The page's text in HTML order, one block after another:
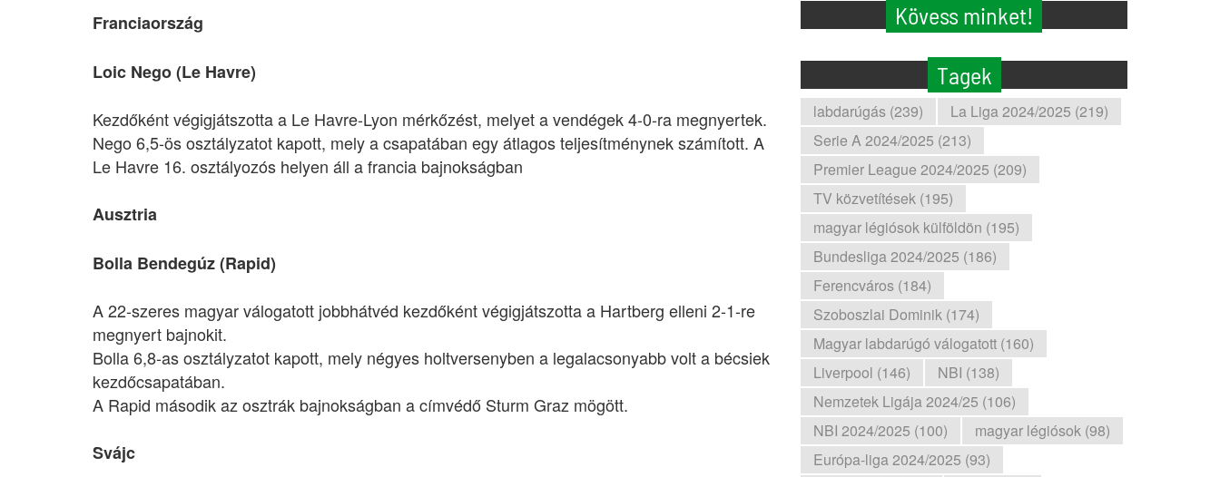
Franciaország
Loic Nego (Le Havre)
Kezdőként végigjátszotta a Le Havre-Lyon mérkőzést, melyet a vendégek 4-0-ra megnyertek.
Nego 6,5-ös osztályzatot kapott, mely a csapatában egy átlagos teljesítménynek számított. A
Le Havre 16. osztályozós helyen áll a francia bajnokságban
Ausztria
Bolla Bendegúz (Rapid)
A 22-szeres magyar válogatott jobbhátvéd kezdőként végigjátszotta a Hartberg elleni 2-1-re
megnyert bajnokit.
Bolla 6,8-as osztályzatot kapott, mely négyes holtversenyben a legalacsonyabb volt a bécsiek
kezdőcsapatában.
A Rapid második az osztrák bajnokságban a címvédő Sturm Graz mögött.
Svájc
Kövess minket!
Tagek
labdarúgás (239)
La Liga 2024/2025 (219)
Serie A 2024/2025 (213)
Premier League 2024/2025 (209)
TV közvetítések (195)
magyar légiósok külföldön (195)
Bundesliga 2024/2025 (186)
Ferencváros (184)
Szoboszlai Dominik (174)
Magyar labdarúgó válogatott (160)
Liverpool (146)
NBI (138)
Nemzetek Ligája 2024/25 (106)
NBI 2024/2025 (100)
magyar légiósok (98)
Európa-liga 2024/2025 (93)